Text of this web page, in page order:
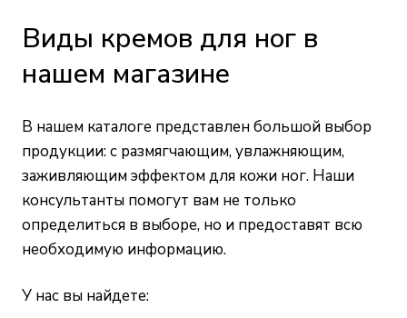
Виды кремов для ног в
нашем магазине
В нашем каталоге представлен большой выбор
продукции: с размягчающим, увлажняющим,
заживляющим эффектом для кожи ног. Наши
консультанты помогут вам не только
определиться в выборе, но и предоставят всю
необходимую информацию.
У нас вы найдете: